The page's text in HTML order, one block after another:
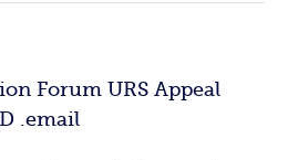
Forum URS Appeal
.email